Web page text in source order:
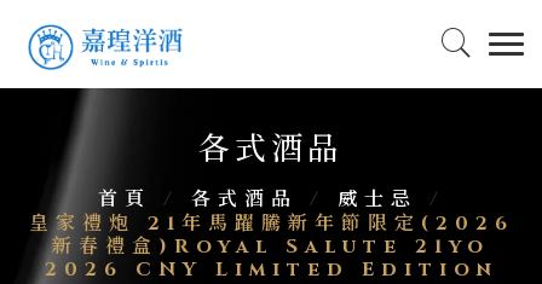
各式酒品
首頁 / 各式酒品 / 威士忌
/
皇家禮炮 21年馬躍騰新年節限定(2026
新春禮盒)Royal Salute 21yo
2026 CNY Limited Edition